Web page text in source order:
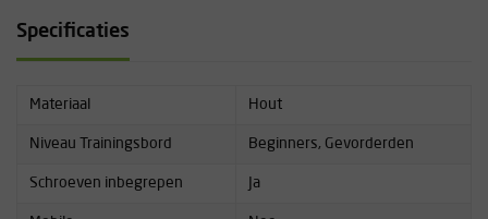
Specificaties
Materiaal Hout
Niveau Trainingsbord Beginners, Gevorderden
Schroeven inbegrepen Ja